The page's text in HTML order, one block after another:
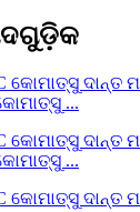
...
...